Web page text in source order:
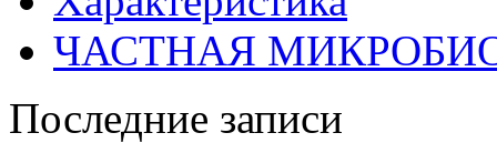
ЧАСТНАЯ
Последние записи